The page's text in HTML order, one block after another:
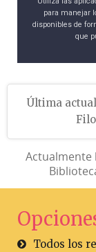
para manejar
disponibles de
que
Última
Actualmente
Todos los